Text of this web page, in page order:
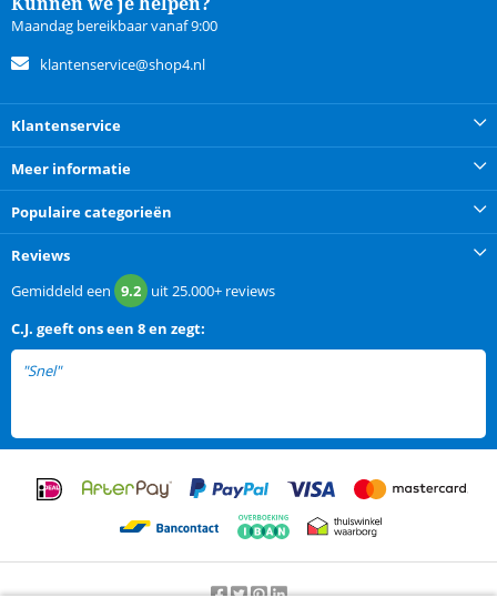
Maandag bereikbaar vanaf 9:00
klantenservice@shop4.nl
Klantenservice
Meer informatie
Populaire categorieën
Reviews
Gemiddeld een 9.2 uit25.000+ reviews
C.J. geeft ons een 8 en zegt:
"Snel"